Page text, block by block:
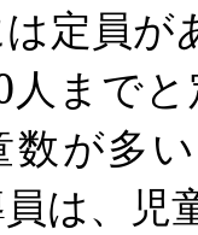
定員が
人まで
数が多
は、児